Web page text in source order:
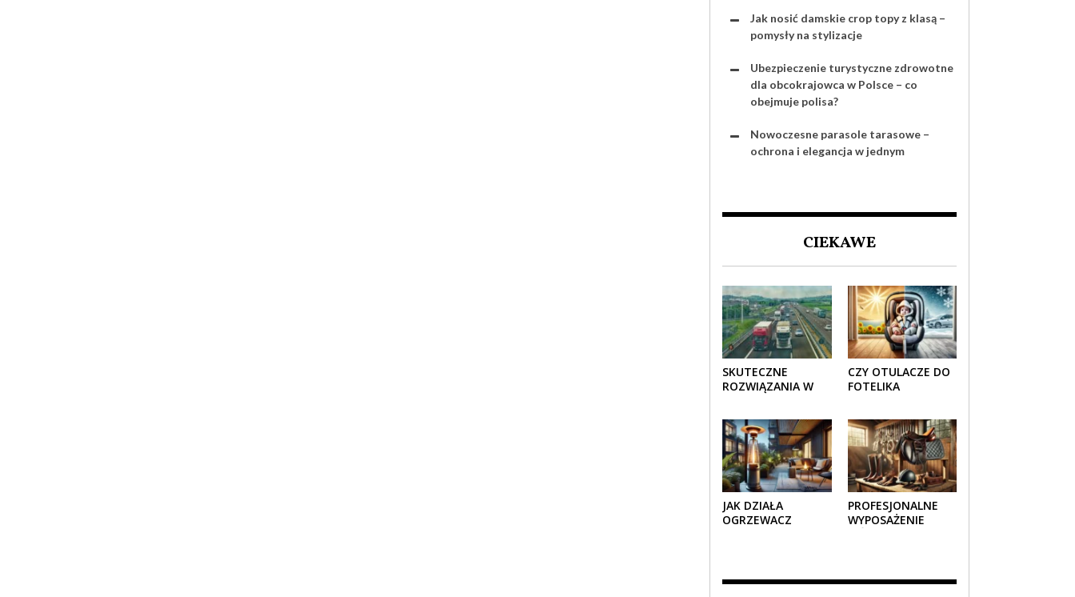
Jak nosić damskie crop topy z klasą –
pomysły na stylizacje
Ubezpieczenie turystyczne zdrowotne
dla obcokrajowca w Polsce – co
obejmuje polisa?
Nowoczesne parasole tarasowe –
ochrona i elegancja w jednym
CIEKAWE
SKUTECZNE
ROZWIĄZANIA W
DREWNIANE I
TEKTUROWE
CZY OTULACZE DO
FOTELIKA
LATEM I ZIMĄ?
JAK DZIAŁA
OGRZEWACZ
PROFESJONALNE
WYPOSAŻENIE